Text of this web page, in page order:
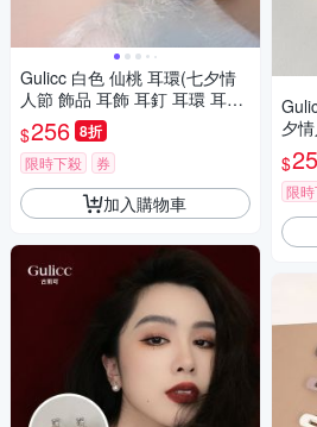
Gulicc 白色 仙桃 耳環(七夕情
人節 飾品 耳飾 耳釘 耳環 耳墜
禮物 )
$256 8折
限時下殺 券
加入購物車
夕
生
$
限